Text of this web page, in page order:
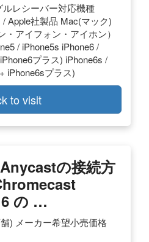
レシーバー対応機種
Apple社製品 Mac(マック)
アイフォン・アイホン）
/ iPhone5s iPhone6 /
プラス) iPhone6s /
iPhone6sプラス)
to visit
の接続方
の …
メーカー希望小売価格